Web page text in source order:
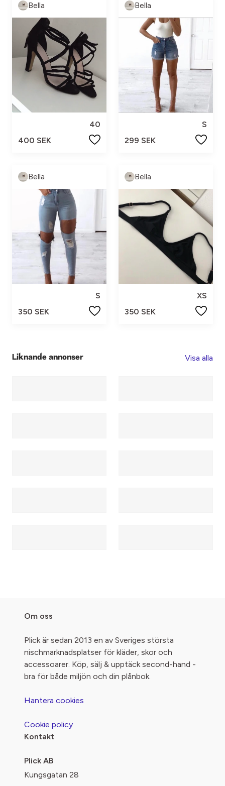
Bella
40
400 SEK
Bella
S
299 SEK
Bella
S
350 SEK
Bella
XS
350 SEK
Liknande annonser Visa alla
Om oss
Plick är sedan 2013 en av Sveriges största
nischmarknadsplatser för kläder, skor och
accessoarer. Köp, sälj & upptäck second-hand -
bra för både miljön och din plånbok.
Hantera cookies
Cookie policy
Kontakt
Plick AB
Kungsgatan 28